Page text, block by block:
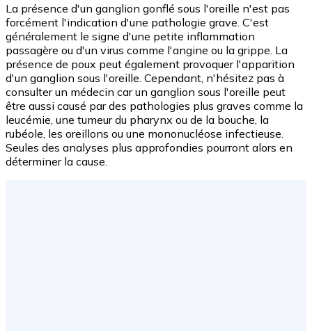
La présence d'un ganglion gonflé sous l'oreille n'est pas
forcément l'indication d'une pathologie grave. C'est
généralement le signe d'une petite inflammation
passagère ou d'un virus comme l'angine ou la grippe. La
présence de poux peut également provoquer l'apparition
d'un ganglion sous l'oreille. Cependant, n'hésitez pas à
consulter un médecin car un ganglion sous l'oreille peut
être aussi causé par des pathologies plus graves comme la
leucémie, une tumeur du pharynx ou de la bouche, la
rubéole, les oreillons ou une mononucléose infectieuse.
Seules des analyses plus approfondies pourront alors en
déterminer la cause.